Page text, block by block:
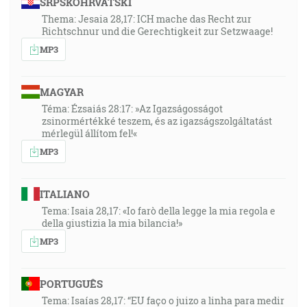
A pochodil po celom okolí Jordánskom kážuc krst
pokánia na odpustenie hriechov, [Lk 3:2-3]
39:28
keď sme vám oznámili moc a príchod nášho Pána
Ježiša Krista, ale jako takí, ktorí sme boli očitými
svedkami jeho veličenstva. [2Pt 1:16]
39:35
[Lk 21:33]
39:43
Odvtedy začal Ježiš hlásať a hovoriť: Čiňte pokánie!
Lebo sa priblížilo nebeské kráľovstvo. [Mt 4:17]
40:36
Thema: Jesaia 28,17: ICH mache das Recht zur
Richtschnur und die Gerechtigkeit zur Setzwaage!
MP3
MAGYAR
Téma: Ézsaiás 28:17: »Az Igazságosságot
zsinormértékké teszem, és az igazságszolgáltatást
mérlegül állítom fel!«
MP3
ITALIANO
Tema: Isaia 28,17: «Io farò della legge la mia regola e
della giustizia la mia bilancia!»
MP3
PORTUGUÊS
Tema: Isaías 28,17: “EU faço o juizo a linha para medir